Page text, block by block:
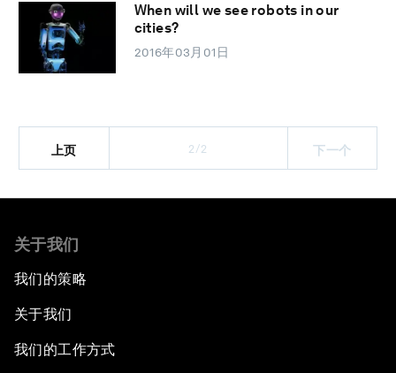
When will we see robots in our
cities?
2016年03月01日
上页 2/2 下一个
关于我们
我们的策略
关于我们
我们的工作方式